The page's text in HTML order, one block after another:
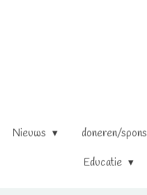
Nieuws doneren/
Educatie